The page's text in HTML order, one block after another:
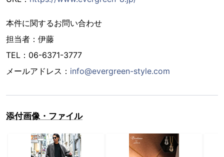
本件に関するお問い合わせ
担当者：伊藤
TEL：06-6371-3777
メールアドレス： info@evergreen-style.com
添付画像・ファイル